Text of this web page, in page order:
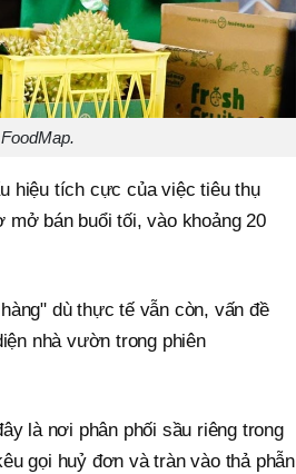
hiệu tích cực của việc tiêu thụ
mở bán buổi tối, vào khoảng 20
dù thực tế vẫn còn, vấn đề
nhà vườn trong phiên
là nơi phân phối sầu riêng trong
gọi huỷ đơn và tràn vào thả phẫn